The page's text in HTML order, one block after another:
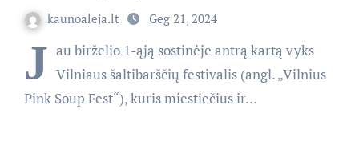
kaunoaleja.lt Geg 21, 2024
J au birželio 1-ąją sostinėje antrą kartą vyks
Vilniaus šaltibarščių festivalis (angl. „Vilnius
Pink Soup Fest“), kuris miestiečius ir…